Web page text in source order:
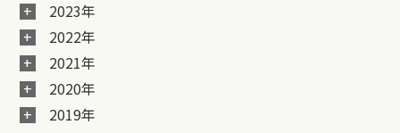
2023年
2022年
2021年
2020年
2019年